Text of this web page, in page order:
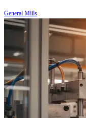
General Mills